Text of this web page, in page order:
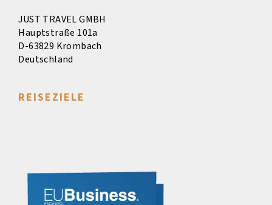
JUST TRAVEL GMBH
Hauptstraße 101a
D-63829 Krombach
Deutschland
REISEZIELE